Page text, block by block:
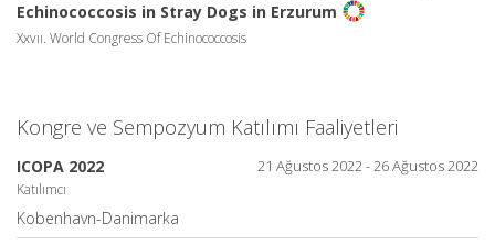
Echinococcosis in Stray Dogs in Erzurum
Xxvıı. World Congress Of Echinococcosis
Kongre ve Sempozyum Katılımı Faaliyetleri
21 Ağustos 2022 - 26 Ağustos 2022
ICOPA 2022
Katılımcı
Kobenhavn-Danimarka